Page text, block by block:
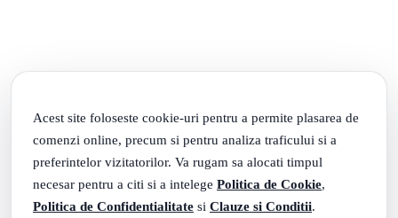
Acest site foloseste cookie-uri pentru a permite plasarea de
comenzi online, precum si pentru analiza traficului si a
preferintelor vizitatorilor. Va rugam sa alocati timpul
necesar pentru a citi si a intelege Politica de Cookie,
Politica de Confidentialitate si Clauze si Conditii.
FINO FOLIE ALIMENTARA 30M
Livrare: maine